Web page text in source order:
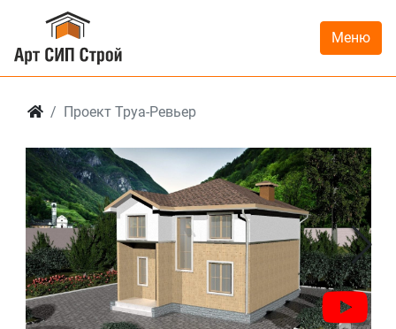
Меню
Проект Труа-Ревьер